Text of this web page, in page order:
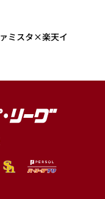
ミスタ×楽天イ